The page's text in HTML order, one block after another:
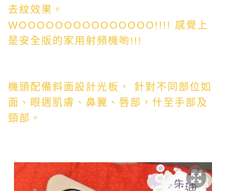
去紋效果。
WOOOOOOOOOOOOOOO!!!! 感覺上
是安全版的家用射頻機喲!!!
機頭配備斜面設計光板， 針對不同部位如
面、眼週肌膚、鼻翼、唇部，什至手部及
頸部。